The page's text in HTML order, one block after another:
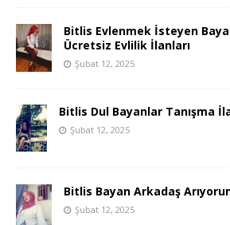
Bitlis Evlenmek İsteyen
Ücretsiz Evlilik İlanları
Şubat 12, 2025
Bitlis Dul Bayanlar Tanışma
Şubat 12, 2025
Bitlis Bayan Arkadaş
Şubat 12, 2025